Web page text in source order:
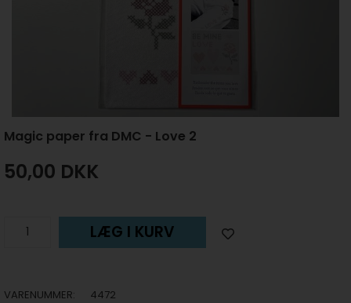
Magic paper fra DMC - Love 2
50,00 DKK
LÆG I KURV
VARENUMMER:
4472